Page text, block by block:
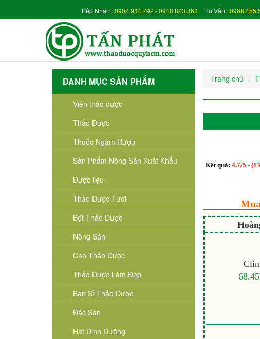
Tiếp Nhận :0902.984.792 -0918.823.863 Tư Vấn :
DANH MỤC SẢN PHẨM
Viên thảo dược
Thảo Dược
Thuốc Ngâm Rượu
Sản Phẩm Nông Sản Xuất Khẩu
Dược liệu
Thảo Dược Tươi
Bột Thảo Dược
Nông Sản
Cao Thảo Dược
Thảo Dược Làm Đẹp
Bán Sỉ Thảo Dược
Đặc Sản
Hạt Dinh Dưỡng
Trang chủ
Kết quả: 4.7/5 - (